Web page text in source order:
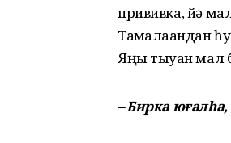
прививка, йә
Тамғалағандан
Яңы тыуған мал
– Бирка